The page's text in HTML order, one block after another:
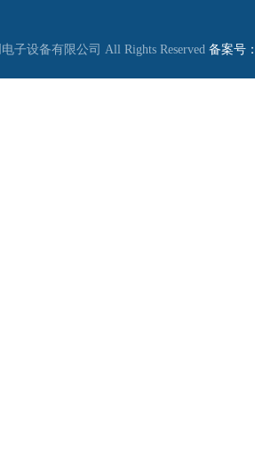
子设备有限公司 All Rights Reserved 备案号